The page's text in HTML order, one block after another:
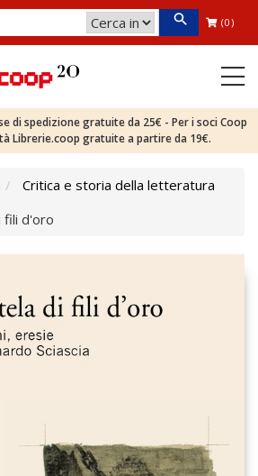
(0)
di spedizione gratuite da 25€ - Per i soci Coop
Librerie.coop gratuite a partire da 19€.
Critica e storia della letteratura
fili d'oro